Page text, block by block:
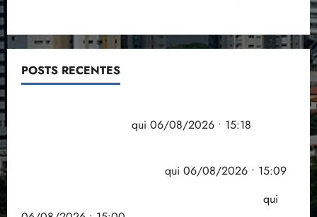
POSTS RECENTES
qui 06/08/2026 • 15:18
qui 06/08/2026 • 15:09
qui